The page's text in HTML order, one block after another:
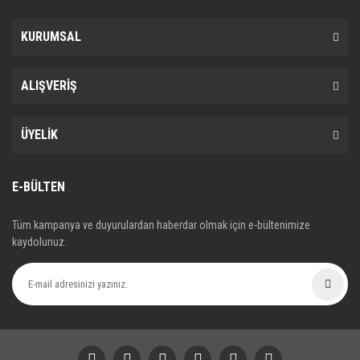
KURUMSAL
ALIŞVERİŞ
ÜYELİK
E-BÜLTEN
Tüm kampanya ve duyurulardan haberdar olmak için e-bültenimize
kaydolunuz.